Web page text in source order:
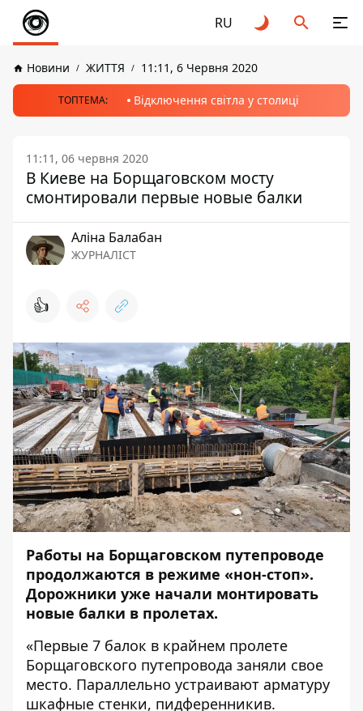
RU
Новини ЖИТТЯ 11:11, 6 Червня 2020
ТОПТЕМА: Відключення світла у столиці
11:11, 06 червня 2020
В Киеве на Борщаговском мосту
смонтировали первые новые балки
Аліна Балабан
ЖУРНАЛІСТ
👍
Работы на Борщаговском путепроводе
продолжаются в режиме «нон-стоп».
Дорожники уже начали монтировать
новые балки в пролетах.
«Первые 7 балок в крайнем пролете
Борщаговского путепровода заняли свое
место. Параллельно устраивают арматуру
шкафные стенки, пидференникив.